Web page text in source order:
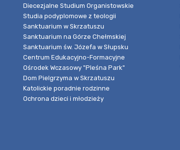
Diecezjalne Studium Organistowskie
Studia podyplomowe z teologii
Sanktuarium w Skrzatuszu
Sanktuarium na Górze Chełmskiej
Sanktuarium św. Józefa w Słupsku
Centrum Edukacyjno-Formacyjne
Ośrodek Wczasowy "Pleśna Park"
Dom Pielgrzyma w Skrzatuszu
Katolickie poradnie rodzinne
Ochrona dzieci i młodzieży